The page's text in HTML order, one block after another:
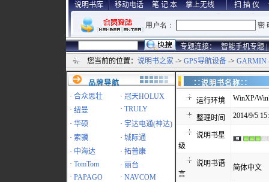
说明书库
移动电话
笔 记 本 掌上无线
扫 描 仪
专题连接： 智能手机专题 |
您当前的位置： 说明书之家 -> GPS导航设备 -> GARMIN
品牌导航
· 合众思壮 · 冠天HOLUX
· 纽曼 · TRULY
· 华硕 · 宇达电通(神达)
· 索骥 · 城际通
· 中海达 · 拓普康
· TomTom · 丽台
· PAPAGO · NAVCOM
∷说明书名
运行环境 WinXP/
整理时间 2014/9/5
说明书星
级
说明书语
言
简体中文